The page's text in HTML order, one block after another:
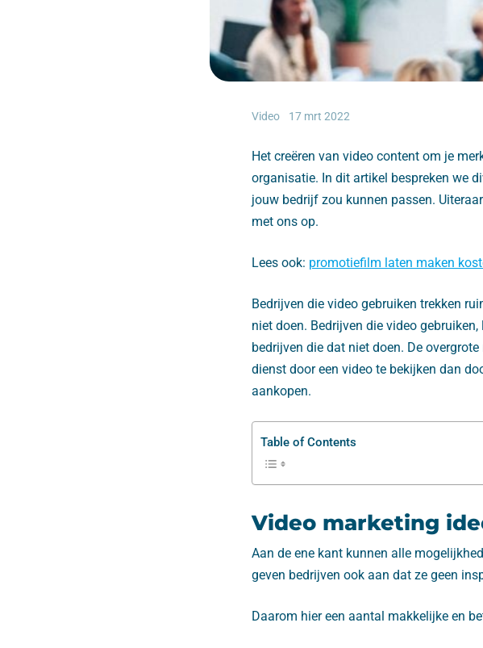
Video 17 mrt 2022
Het creëren van video content om je
organisatie. In dit artikel bespreken we
jouw bedrijf zou kunnen passen.
met ons op.
Lees ook: promotiefilm laten maken
Bedrijven die video gebruiken trekken
niet doen. Bedrijven die video
bedrijven die dat niet doen. De
dienst door een video te bekijken dan
aankopen.
Table of Contents
Video marketing
Aan de ene kant kunnen alle
geven bedrijven ook aan dat ze geen
Daarom hier een aantal makkelijke en